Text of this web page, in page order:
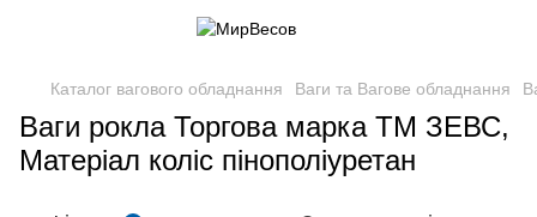
Каталог вагового обладнання Ваги та Вагове обладнання
Ваги рокла Торгова марка ТМ ЗЕВС,
Матеріал коліс пінополіуретан